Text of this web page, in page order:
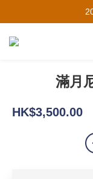
推
推
滿月
HK$3,500.00